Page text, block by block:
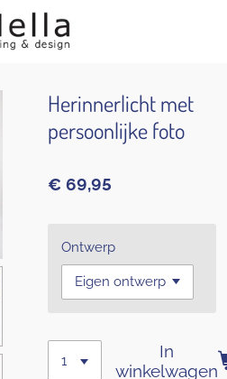
Herinnerlicht met
persoonlijke foto
€ 69,95
Ontwerp
In
winkelwagen